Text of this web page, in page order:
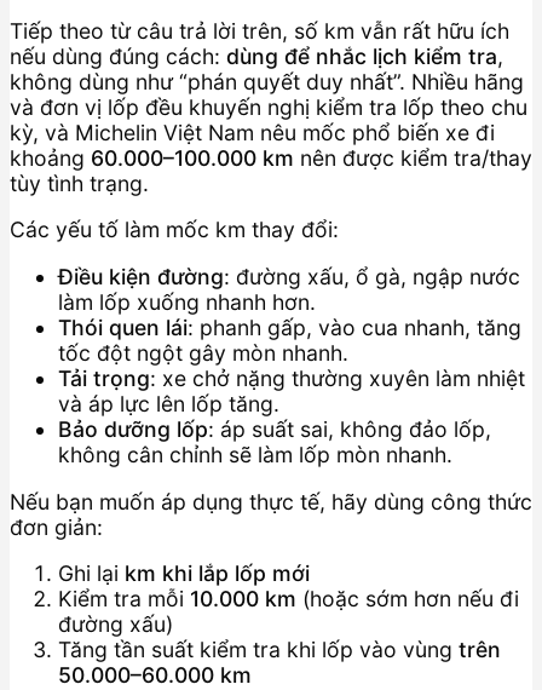
Tiếp theo từ câu trả lời trên, số km vẫn rất hữu ích
nếu dùng đúng cách: dùng để nhắc lịch kiểm tra,
không dùng như “phán quyết duy nhất”. Nhiều hãng
và đơn vị lốp đều khuyến nghị kiểm tra lốp theo chu
kỳ, và Michelin Việt Nam nêu mốc phổ biến xe đi
khoảng 60.000–100.000 km nên được kiểm tra/thay
tùy tình trạng.
Các yếu tố làm mốc km thay đổi:
Điều kiện đường: đường xấu, ổ gà, ngập nước
làm lốp xuống nhanh hơn.
Thói quen lái: phanh gấp, vào cua nhanh, tăng
tốc đột ngột gây mòn nhanh.
Tải trọng: xe chở nặng thường xuyên làm nhiệt
và áp lực lên lốp tăng.
Bảo dưỡng lốp: áp suất sai, không đảo lốp,
không cân chỉnh sẽ làm lốp mòn nhanh.
Nếu bạn muốn áp dụng thực tế, hãy dùng công thức
đơn giản:
Ghi lại km khi lắp lốp mới
Kiểm tra mỗi 10.000 km (hoặc sớm hơn nếu đi
đường xấu)
Tăng tần suất kiểm tra khi lốp vào vùng trên
50.000–60.000 km